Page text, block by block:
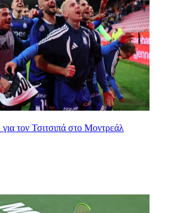
για τον Τσιτσιπά στο Μοντρεάλ